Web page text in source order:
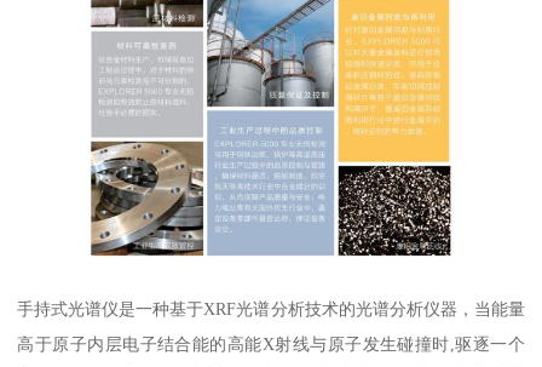
手持式光谱仪是一种基于XRF光谱分析技术的光谱分析仪器，当能量
高于原子内层电子结合能的高能X射线与原子发生碰撞时,驱逐一个